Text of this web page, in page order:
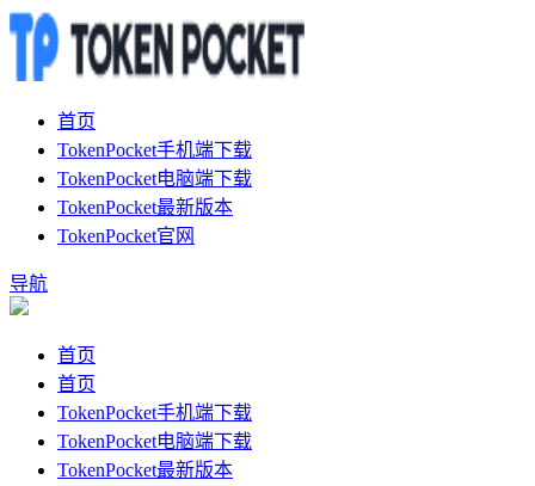
首页
TokenPocket手机端下载
TokenPocket电脑端下载
TokenPocket最新版本
TokenPocket官网
导航
首页
首页
TokenPocket手机端下载
TokenPocket电脑端下载
TokenPocket最新版本